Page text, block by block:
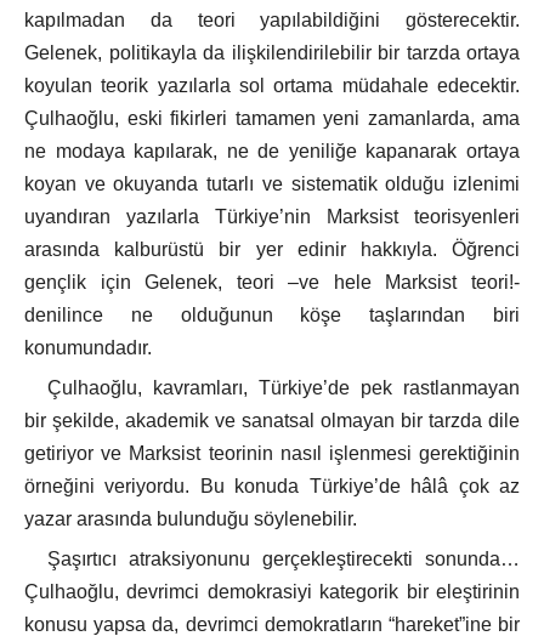
kapılmadan da teori yapılabildiğini gösterecektir.
Gelenek, politikayla da ilişkilendirilebilir bir tarzda ortaya
koyulan teorik yazılarla sol ortama müdahale edecektir.
Çulhaoğlu, eski fikirleri tamamen yeni zamanlarda, ama
ne modaya kapılarak, ne de yeniliğe kapanarak ortaya
koyan ve okuyanda tutarlı ve sistematik olduğu izlenimi
uyandıran yazılarla Türkiye’nin Marksist teorisyenleri
arasında kalburüstü bir yer edinir hakkıyla. Öğrenci
gençlik için Gelenek, teori –ve hele Marksist teori!-
denilince ne olduğunun köşe taşlarından biri
konumundadır.
Çulhaoğlu, kavramları, Türkiye’de pek rastlanmayan
bir şekilde, akademik ve sanatsal olmayan bir tarzda dile
getiriyor ve Marksist teorinin nasıl işlenmesi gerektiğinin
örneğini veriyordu. Bu konuda Türkiye’de hâlâ çok az
yazar arasında bulunduğu söylenebilir.
Şaşırtıcı atraksiyonunu gerçekleştirecekti sonunda…
Çulhaoğlu, devrimci demokrasiyi kategorik bir eleştirinin
konusu yapsa da, devrimci demokratların “hareket”ine bir